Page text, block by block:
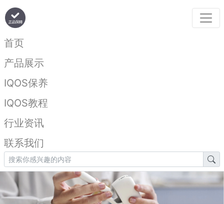
首页
产品展示
IQOS保养
IQOS教程
行业资讯
联系我们